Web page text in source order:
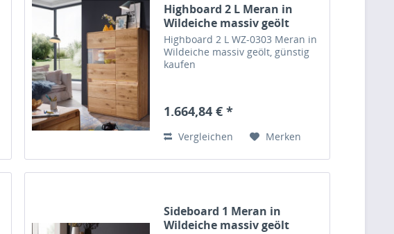
Highboard 2 L Meran in
Wildeiche massiv geölt
Highboard 2 L WZ-0303 Meran in
Wildeiche massiv geölt, günstig
kaufen
1.664,84 € *
Vergleichen Merken
Sideboard 1 Meran in
Wildeiche massiv geölt